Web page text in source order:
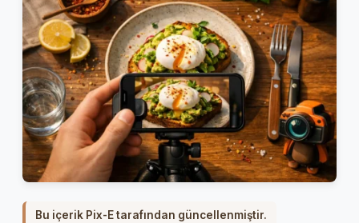
Bu içerik Pix-E tarafından güncellenmiştir.